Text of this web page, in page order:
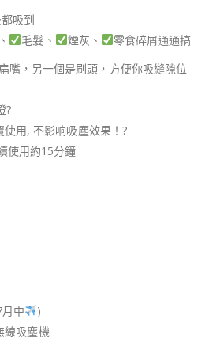
吸到
毛髮、 煙灰、
零食碎屑通通搞
嘴，另一個是刷頭，方便你吸縫隙位
?
用, 不影响吸塵效果！ ?
使用約15分鐘
中
)
線吸塵機